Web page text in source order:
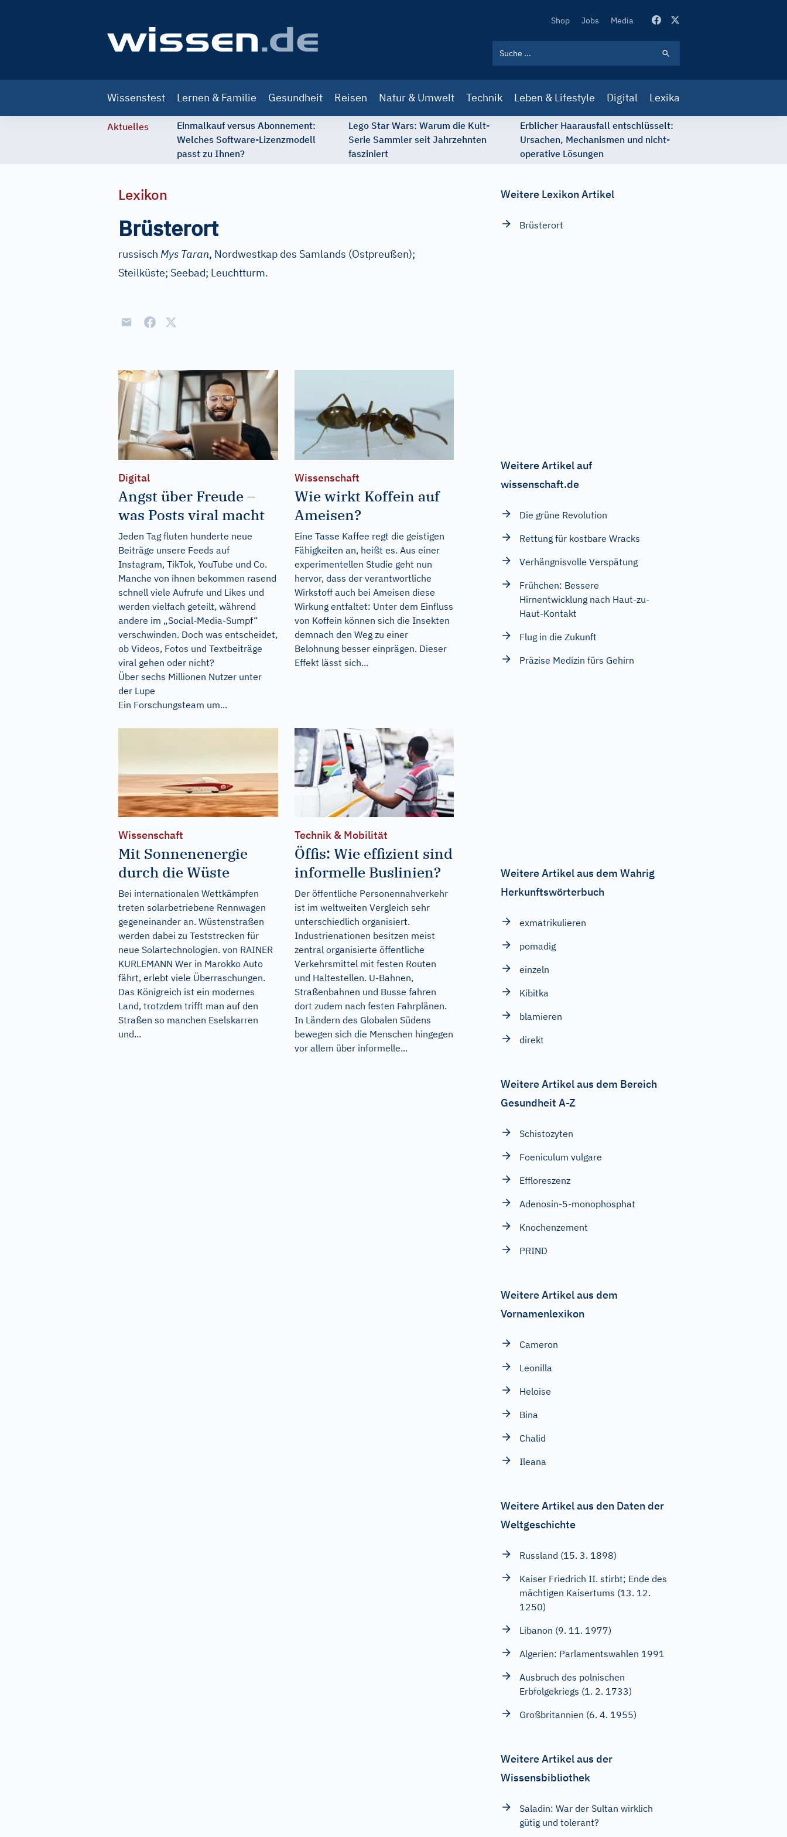
Secondary
Shop Jobs Media
navigation
Wissenstest Lernen & Familie Gesundheit Reisen Natur & Umwelt Technik Leben & Lifestyle Digital Lexika
Aktuelles
Einmalkauf versus Abonnement:
Welches Software-Lizenzmodell
passt zu Ihnen?
Lego Star Wars: Warum die Kult-
Serie Sammler seit Jahrzehnten
fasziniert
Erblicher Haarausfall entschlüsselt:
Ursachen, Mechanismen und nicht-
operative Lösungen
Lexikon
Brüsterort
russisch Mys Taran, Nordwestkap des Samlands (Ostpreußen);
Steilküste; Seebad; Leuchtturm.
Digital
Angst über Freude –
was Posts viral macht
Jeden Tag fluten hunderte neue
Beiträge unsere Feeds auf
Instagram, TikTok, YouTube und Co.
Manche von ihnen bekommen rasend
schnell viele Aufrufe und Likes und
werden vielfach geteilt, während
andere im „Social-Media-Sumpf“
verschwinden. Doch was entscheidet,
ob Videos, Fotos und Textbeiträge
viral gehen oder nicht?
Über sechs Millionen Nutzer unter
der Lupe
Ein Forschungsteam um...
Wissenschaft
Wie wirkt Koffein auf
Ameisen?
Eine Tasse Kaffee regt die geistigen
Fähigkeiten an, heißt es. Aus einer
experimentellen Studie geht nun
hervor, dass der verantwortliche
Wirkstoff auch bei Ameisen diese
Wirkung entfaltet: Unter dem Einfluss
von Koffein können sich die Insekten
demnach den Weg zu einer
Belohnung besser einprägen. Dieser
Effekt lässt sich...
Wissenschaft
Mit Sonnenenergie
durch die Wüste
Bei internationalen Wettkämpfen
treten solarbetriebene Rennwagen
gegeneinander an. Wüstenstraßen
werden dabei zu Teststrecken für
neue Solartechnologien. von RAINER
KURLEMANN Wer in Marokko Auto
fährt, erlebt viele Überraschungen.
Das Königreich ist ein modernes
Land, trotzdem trifft man auf den
Straßen so manchen Eselskarren
und...
Technik & Mobilität
Öffis: Wie effizient sind
informelle Buslinien?
Der öffentliche Personennahverkehr
ist im weltweiten Vergleich sehr
unterschiedlich organisiert.
Industrienationen besitzen meist
zentral organisierte öffentliche
Verkehrsmittel mit festen Routen
und Haltestellen. U-Bahnen,
Straßenbahnen und Busse fahren
dort zudem nach festen Fahrplänen.
In Ländern des Globalen Südens
bewegen sich die Menschen hingegen
vor allem über informelle...
Weitere Lexikon Artikel
Brüsterort
Weitere Artikel auf
wissenschaft.de
Die grüne Revolution
Rettung für kostbare Wracks
Verhängnisvolle Verspätung
Frühchen: Bessere
Hirnentwicklung nach Haut-zu-
Haut-Kontakt
Flug in die Zukunft
Präzise Medizin fürs Gehirn
Weitere Artikel aus dem Wahrig
Herkunftswörterbuch
exmatrikulieren
pomadig
einzeln
Kibitka
blamieren
direkt
Weitere Artikel aus dem Bereich
Gesundheit A-Z
Schistozyten
Foeniculum vulgare
Effloreszenz
Adenosin-5-monophosphat
Knochenzement
PRIND
Weitere Artikel aus dem
Vornamenlexikon
Cameron
Leonilla
Heloise
Bina
Chalid
Ileana
Weitere Artikel aus den Daten der
Weltgeschichte
Russland (15. 3. 1898)
Kaiser Friedrich II. stirbt; Ende des
mächtigen Kaisertums (13. 12.
1250)
Libanon (9. 11. 1977)
Algerien: Parlamentswahlen 1991
Ausbruch des polnischen
Erbfolgekriegs (1. 2. 1733)
Großbritannien (6. 4. 1955)
Weitere Artikel aus der
Wissensbibliothek
Saladin: War der Sultan wirklich
gütig und tolerant?